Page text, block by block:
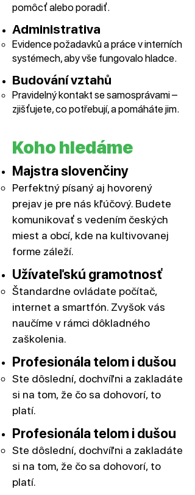
pomôcť alebo poradiť.
Administrativa
Evidence požadavků a práce v interních
systémech, aby vše fungovalo hladce.
Budování vztahů
Pravidelný kontakt se samosprávami –
zjišťujete, co potřebují, a pomáháte jim.
Koho hledáme
Majstra slovenčiny
Perfektný písaný aj hovorený
prejav je pre nás kľúčový. Budete
komunikovať s vedením českých
miest a obcí, kde na kultivovanej
forme záleží.
Užívateľskú gramotnosť
Štandardne ovládate počítač,
internet a smartfón. Zvyšok vás
naučíme v rámci dôkladného
zaškolenia.
Profesionála telom i dušou
Ste dôslední, dochvíľni a zakladáte
si na tom, že čo sa dohovorí, to
platí.
Profesionála telom i dušou
Ste dôslední, dochvíľni a zakladáte
si na tom, že čo sa dohovorí, to
platí.